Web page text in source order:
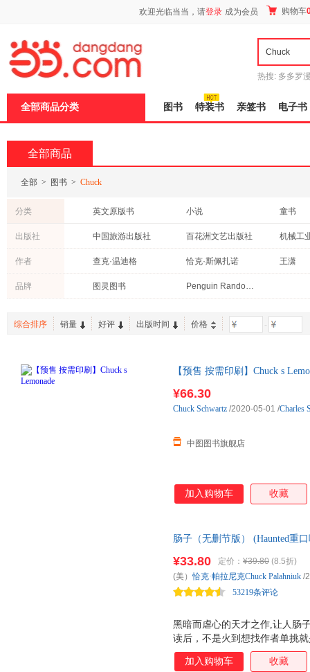
欢迎光临当当，请登录 成为会员 购物车
热搜: 多多罗
全部商品分类 图书 特装书 亲签书 电子书
全部商品
全部 > 图书 > Chuck
分类 英文原版书 小说
童书
管理
体育/运动
艺术
日文原版书
家庭/家居
出版社 中国旅游出版社 百花洲文艺出版社
机械工
中国青年出版社
电子工业出版社
清华大
作者 查克·温迪格 恰克·斯佩扎诺
王潇
理查兹
张延臣
品牌 图灵图书 Penguin Random House
综合排序 销量 好评 出版时间 价格 -
【预售 按需印刷】Chuck s
¥66.30
中图图书旗舰店
Chuck Schwartz /2020-05-01 /Charles
加入购物车 收藏
肠子（无删节版） (Haunted重
黑暗而虐心的天才之作,让人肠
读后，不是火到想找作者单挑
人虚脱到无法出声！ 有73人在
击般倒下。晕倒人数还在持续
¥33.80 定价： ¥39.80 (8.5折)
53219条评论
(美）恰克·帕拉尼克Chuck Palahniuk /
加入购物车 收藏
页
加